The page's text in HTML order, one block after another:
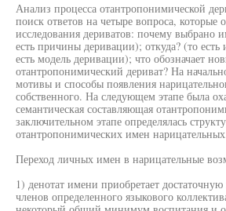
Анализ процесса отантропонимической
поиск ответов на четыре вопроса, которые
исследования дериватов: почему выбрано
есть причины деривации); откуда? (то есть
есть модель деривации); что обозначает
отантропонимический дериват? На
мотивы и способы появления
собственного. На следующем этапе была
семантическая составляющая
заключительном этапе определялась
отантропонимических имен
Переход личных имен в нарицательные
1) денотат имени приобретает достаточную
членов определенного языкового